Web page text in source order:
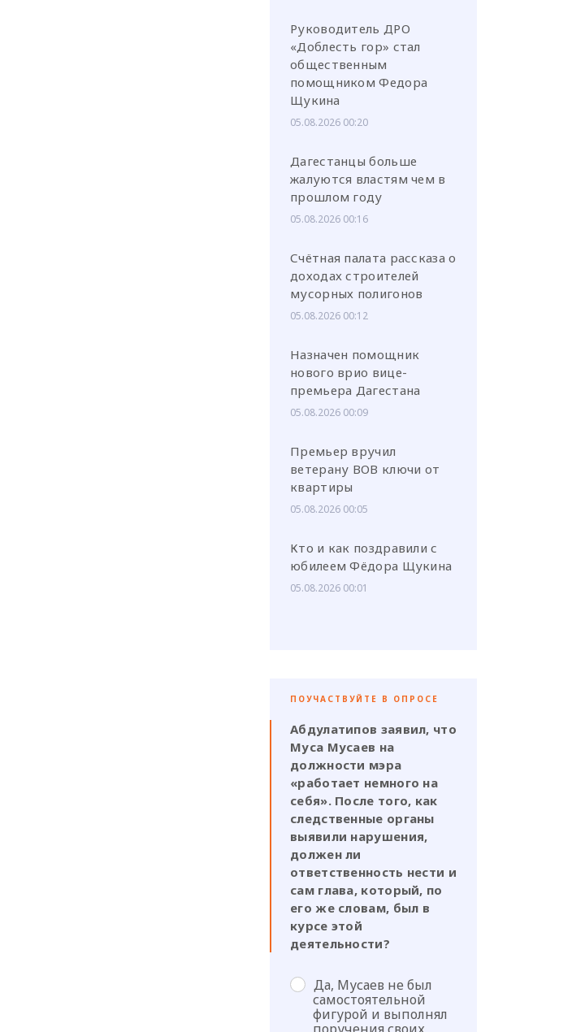
Руководитель ДРО
«Доблесть гор» стал
общественным
помощником Федора
Щукина
05.08.2026 00:20
Дагестанцы больше
жалуются властям чем в
прошлом году
05.08.2026 00:16
Счётная палата рассказа о
доходах строителей
мусорных полигонов
05.08.2026 00:12
Назначен помощник
нового врио вице-
премьера Дагестана
05.08.2026 00:09
Премьер вручил
ветерану ВОВ ключи от
квартиры
05.08.2026 00:05
Кто и как поздравили с
юбилеем Фёдора Щукина
05.08.2026 00:01
ПОУЧАСТВУЙТЕ В ОПРОСЕ
Абдулатипов заявил, что
Муса Мусаев на
должности мэра
«работает немного на
себя». После того, как
следственные органы
выявили нарушения,
должен ли
ответственность нести и
сам глава, который, по
его же словам, был в
курсе этой
деятельности?
Да, Мусаев не был
самостоятельной
фигурой и выполнял